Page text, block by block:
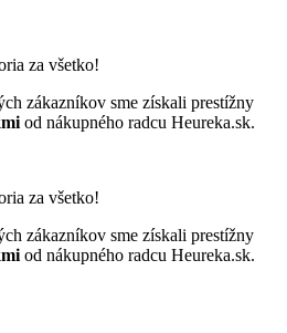
za všetko!
zákazníkov sme získali prestížny
od nákupného radcu Heureka.sk.
za všetko!
zákazníkov sme získali prestížny
od nákupného radcu Heureka.sk.